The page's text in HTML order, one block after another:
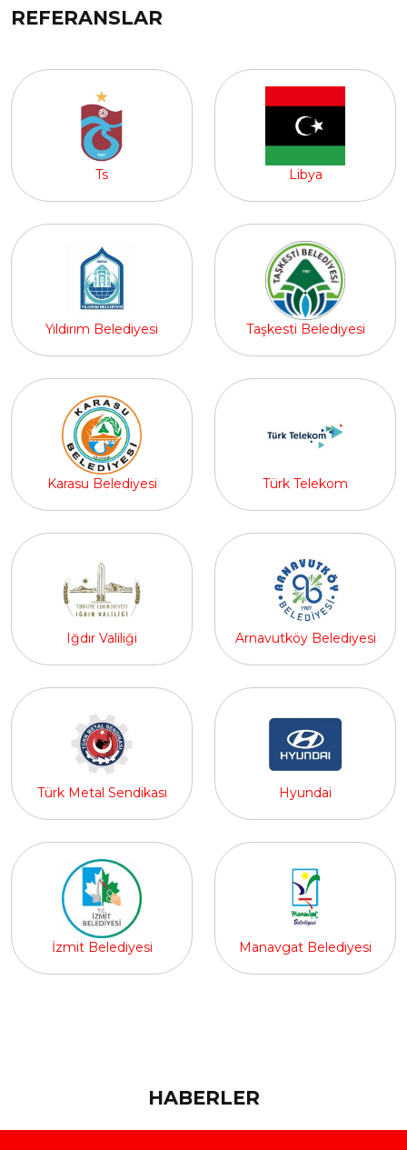
REFERANSLAR
Ts Libya
Yıldırım Belediyesi Taşkesti Belediyesi
Karasu Belediyesi Türk Telekom
Iğdır Valiliği Arnavutköy Belediyesi
Türk Metal Sendikası Hyundai
İzmit Belediyesi Manavgat Belediyesi
HABERLER